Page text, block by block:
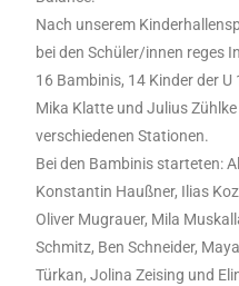
Nach unserem
bei den Schüler/innen reges
16 Bambinis, 14 Kinder der
Mika Klatte und Julius
verschiedenen Stationen.
Bei den Bambinis starteten:
Konstantin Haußner, Ilias
Oliver Mugrauer, Mila
Schmitz, Ben Schneider,
Türkan, Jolina Zeising und